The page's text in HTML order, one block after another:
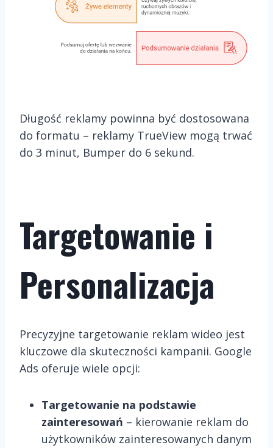
Długość reklamy powinna być dostosowana
do formatu – reklamy TrueView mogą trwać
do 3 minut, Bumper do 6 sekund.
Targetowanie i
Personalizacja
Precyzyjne targetowanie reklam wideo jest
kluczowe dla skuteczności kampanii. Google
Ads oferuje wiele opcji:
Targetowanie na podstawie
zainteresowań – kierowanie reklam do
użytkowników zainteresowanych danym